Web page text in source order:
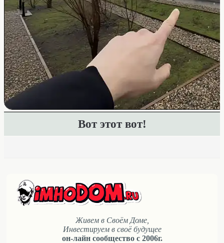
Вот этот вот!
Живем в Своём Доме,
Инвестируем в своё будущее
он-лайн сообщество с 2006г.